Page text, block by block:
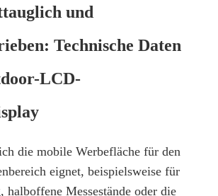
und
Technische Daten
LCD-
die mobile Werbefläche für den
eignet, beispielsweise für
halboffene Messestände oder die